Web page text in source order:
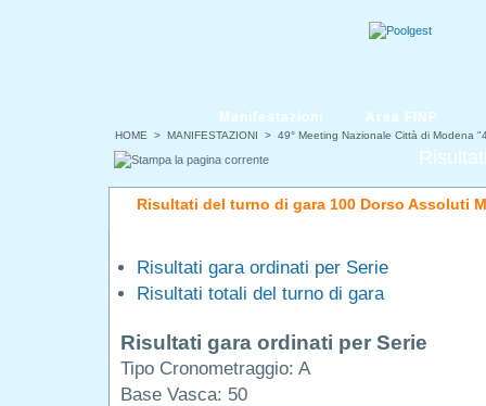
HOME > MANIFESTAZIONI > 49° Meeting Nazionale Città di Modena
Manifestazioni Area FINP
Risultati del turno di gara 100 Dorso Assoluti
Risultati gara ordinati per Serie
Risultati totali del turno di gara
Risultati gara ordinati per Serie
Tipo Cronometraggio: A
Base Vasca: 50